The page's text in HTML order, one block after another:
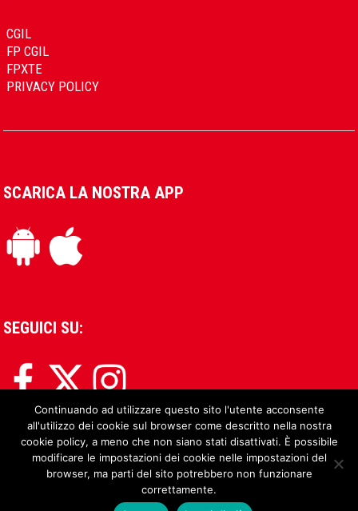
CGIL
FP CGIL
FPXTE
PRIVACY POLICY
SCARICA LA NOSTRA APP
SEGUICI SU:
Continuando ad utilizzare questo sito l'utente acconsente
all'utilizzo dei cookie sul browser come descritto nella nostra
cookie policy, a meno che non siano stati disattivati. È possibile
modificare le impostazioni dei cookie nelle impostazioni del
browser, ma parti del sito potrebbero non funzionare
correttamente.